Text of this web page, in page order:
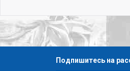
Подпишитесь на